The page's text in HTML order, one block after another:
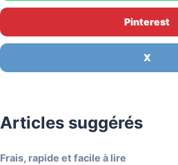
Pinterest
X
Articles suggérés
Frais, rapide et facile à lire